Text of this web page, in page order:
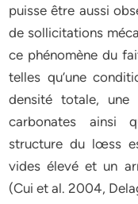
puisse être aussi
de sollicitations
ce phénomène du
telles qu’une
densité totale, une
carbonates ainsi
structure du lœss
vides élevé et un
(Cui et al. 2004,